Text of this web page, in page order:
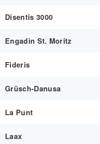
Disentis 3000
Engadin St. Moritz
Fideris
Grüsch-Danusa
La Punt
Laax